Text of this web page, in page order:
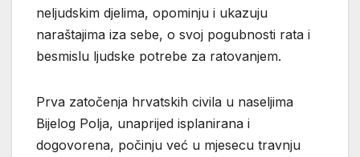
neljudskim djelima, opominju i ukazuju
naraštajima iza sebe, o svoj pogubnosti rata i
besmislu ljudske potrebe za ratovanjem.
Prva zatočenja hrvatskih civila u naseljima
Bijelog Polja, unaprijed isplanirana i
dogovorena, počinju već u mjesecu travnju